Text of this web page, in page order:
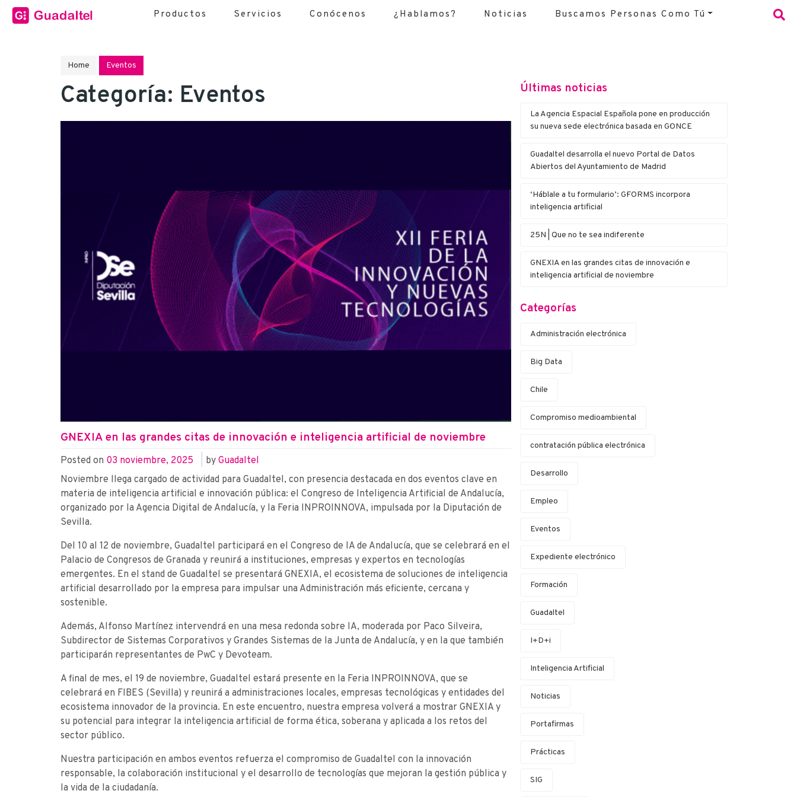
Productos Servicios Conócenos ¿Hablamos? Noticias Buscamos Personas Como Tú
Home Eventos
Categoría: Eventos
G·NEXIA en las grandes citas de innovación e inteligencia artificial de noviembre
Posted on 03 noviembre, 2025 by Guadaltel
Noviembre llega cargado de actividad para Guadaltel, con presencia destacada en dos eventos clave en
materia de inteligencia artificial e innovación pública: el Congreso de Inteligencia Artificial de Andalucía,
organizado por la Agencia Digital de Andalucía, y la Feria INPROINNOVA, impulsada por la Diputación de
Sevilla.
Del 10 al 12 de noviembre, Guadaltel participará en el Congreso de IA de Andalucía, que se celebrará en el
Palacio de Congresos de Granada y reunirá a instituciones, empresas y expertos en tecnologías
emergentes. En el stand de Guadaltel se presentará G·NEXIA, el ecosistema de soluciones de inteligencia
artificial desarrollado por la empresa para impulsar una Administración más eficiente, cercana y
sostenible.
Además, Alfonso Martínez intervendrá en una mesa redonda sobre IA, moderada por Paco Silveira,
Subdirector de Sistemas Corporativos y Grandes Sistemas de la Junta de Andalucía, y en la que también
participarán representantes de PwC y Devoteam.
A final de mes, el 19 de noviembre, Guadaltel estará presente en la Feria INPROINNOVA, que se
celebrará en FIBES (Sevilla) y reunirá a administraciones locales, empresas tecnológicas y entidades del
ecosistema innovador de la provincia. En este encuentro, nuestra empresa volverá a mostrar G·NEXIA y
su potencial para integrar la inteligencia artificial de forma ética, soberana y aplicada a los retos del
sector público.
Nuestra participación en ambos eventos refuerza el compromiso de Guadaltel con la innovación
responsable, la colaboración institucional y el desarrollo de tecnologías que mejoran la gestión pública y
la vida de la ciudadanía.
Últimas noticias
La Agencia Espacial Española pone en producción
su nueva sede electrónica basada en G·ONCE
Guadaltel desarrolla el nuevo Portal de Datos
Abiertos del Ayuntamiento de Madrid
‘Háblale a tu formulario’: G·FORMS incorpora
inteligencia artificial
25N | Que no te sea indiferente
G·NEXIA en las grandes citas de innovación e
inteligencia artificial de noviembre
Categorías
Administración electrónica
Big Data
Chile
Compromiso medioambiental
contratación pública electrónica
Desarrollo
Empleo
Eventos
Expediente electrónico
Formación
Guadaltel
I+D+i
Inteligencia Artificial
Noticias
Portafirmas
Prácticas
SIG